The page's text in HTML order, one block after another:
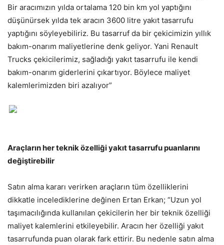
Bir aracımızın yılda ortalama 120 bin km yol yaptığını
düşünürsek yılda tek aracın 3600 litre yakıt tasarrufu
yaptığını söyleyebiliriz. Bu tasarruf da bir çekicimizin yıllık
bakım-onarım maliyetlerine denk geliyor. Yani Renault
Trucks çekicilerimiz, sağladığı yakıt tasarrufu ile kendi
bakım-onarım giderlerini çıkartıyor. Böylece maliyet
kalemlerimizden biri azalıyor”
Araçların her teknik özelliği yakıt tasarrufu puanlarını
değiştirebilir
Satın alma kararı verirken araçların tüm özelliklerini
dikkatle incelediklerine değinen Ertan Erkan; “Uzun yol
taşımacılığında kullanılan çekicilerin her bir teknik özelliği
maliyet kalemlerini etkileyebilir. Aracın her özelliği yakıt
tasarrufunda puan olarak fark ettirir. Bu nedenle satın alma